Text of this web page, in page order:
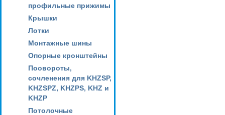
профильные прижимы
Крышки
Лотки
Монтажные шины
Опорные кронштейны
Поовороты,
сочленения для KHZSP,
KHZSPZ, KHZPS, KHZ и
KHZP
Потолочные